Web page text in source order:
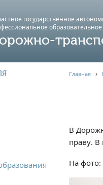
государственное
Главная›
В
праву. В
На фото: